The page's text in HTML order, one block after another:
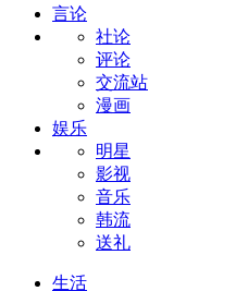
言论
社论
评论
交流站
漫画
娱乐
明星
影视
音乐
韩流
送礼
生活